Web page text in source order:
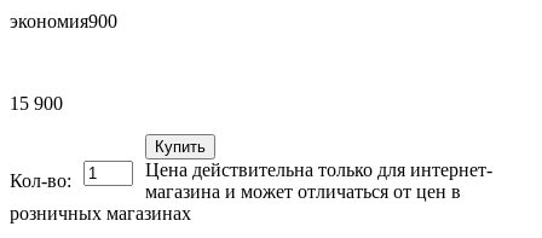
экономия900
15 900
Кол-во:
Купить
Цена действительна только для интернет-
магазина и может отличаться от цен в
розничных магазинах